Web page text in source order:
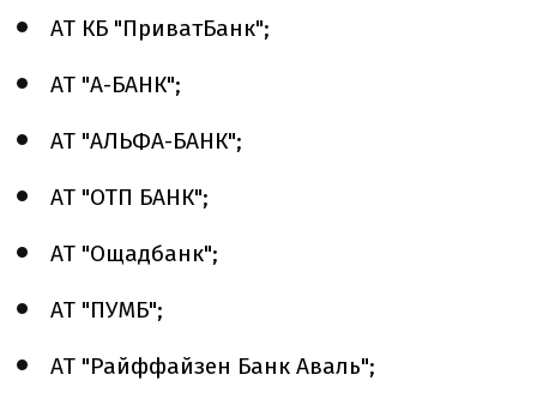
АТ КБ "ПриватБанк";
АТ "А-БАНК";
АТ "АЛЬФА-БАНК";
АТ "ОТП БАНК";
АТ "Ощадбанк";
АТ "ПУМБ";
АТ "Райффайзен Банк Аваль";